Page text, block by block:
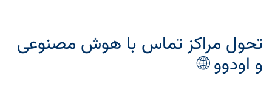
تحول مراکز تماس با هوش مصنوعی
و اودوو 🌐